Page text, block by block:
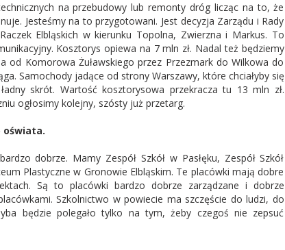
na przebudowy lub remonty dróg licząc na to, że
Jesteśmy na to przygotowani. Jest decyzja Zarządu i Rady
Elbląskich w kierunku Topolna, Zwierzna i Markus. To
Kosztorys opiewa na 7 mln zł. Nadal też będziemy
od Komorowa Żuławskiego przez Przezmark do Wilkowa do
Samochody jadące od strony Warszawy, które chciałyby się
skrót. Wartość kosztorysowa przekracza tu 13 mln zł.
ogłosimy kolejny, szósty już przetarg.
oświata.
dobrze. Mamy Zespół Szkół w Pasłęku, Zespół Szkół
Plastyczne w Gronowie Elbląskim. Te placówki mają dobre
Są to placówki bardzo dobrze zarządzane i dobrze
Szkolnictwo w powiecie ma szczęście do ludzi, do
będzie polegało tylko na tym, żeby czegoś nie zepsuć